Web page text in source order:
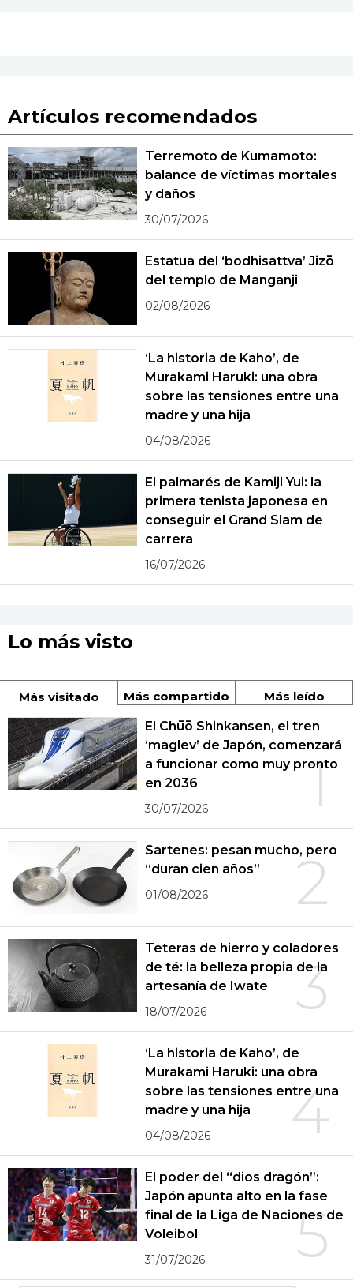
Artículos recomendados
Terremoto de Kumamoto:
balance de víctimas mortales
y daños
30/07/2026
Estatua del ‘bodhisattva’ Jizō
del templo de Manganji
02/08/2026
‘La historia de Kaho’, de
Murakami Haruki: una obra
sobre las tensiones entre una
madre y una hija
04/08/2026
El palmarés de Kamiji Yui: la
primera tenista japonesa en
conseguir el Grand Slam de
carrera
16/07/2026
Lo más visto
Más visitado Más compartido Más leído
1
El Chūō Shinkansen, el tren
‘maglev’ de Japón, comenzará
a funcionar como muy pronto
en 2036
30/07/2026
2
Sartenes: pesan mucho, pero
“duran cien años”
01/08/2026
3
Teteras de hierro y coladores
de té: la belleza propia de la
artesanía de Iwate
18/07/2026
4
‘La historia de Kaho’, de
Murakami Haruki: una obra
sobre las tensiones entre una
madre y una hija
04/08/2026
5
El poder del “dios dragón”:
Japón apunta alto en la fase
final de la Liga de Naciones de
Voleibol
31/07/2026